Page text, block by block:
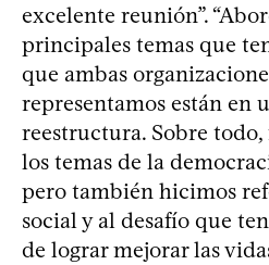
excelente reunión”.
principales temas que
que ambas
representamos están en
reestructura. Sobre todo,
los temas de la
pero también hicimos
social y al desafío que
de lograr mejorar las